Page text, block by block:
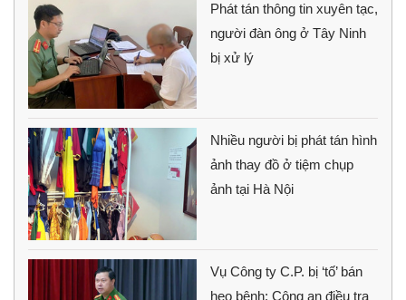
Phát tán thông tin xuyên tạc,
người đàn ông ở Tây Ninh
bị xử lý
Nhiều người bị phát tán hình
ảnh thay đồ ở tiệm chụp
ảnh tại Hà Nội
Vụ Công ty C.P. bị ‘tố’ bán
heo bệnh: Công an điều tra